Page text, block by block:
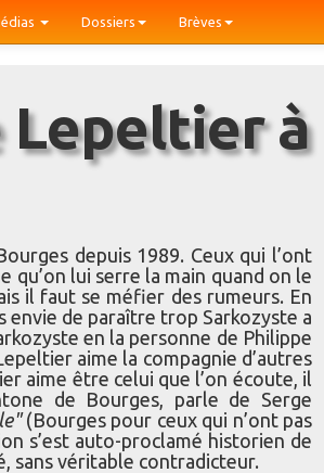
Dossiers Brèves
depuis 1989. Ceux qui l’ont
qu’on lui serre la main quand on le
il faut se méfier des rumeurs. En
envie de paraître trop Sarkozyste a
en la personne de Philippe
aime la compagnie d’autres
aime être celui que l’on écoute, il
de Bourges, parle de Serge
(Bourges pour ceux qui n’ont pas
s’est auto-proclamé historien de
sans véritable contradicteur.